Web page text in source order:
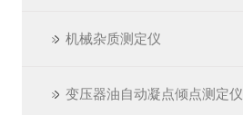
机械杂质测定仪
变压器油自动凝点倾点测定仪